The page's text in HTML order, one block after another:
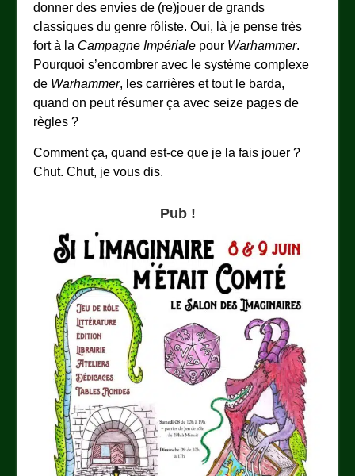
donner des envies de (re)jouer de grands
classiques du genre rôliste. Oui, là je pense très
fort à la Campagne Impériale pour Warhammer.
Pourquoi s’encombrer avec le système complexe
de Warhammer, les carrières et tout le barda,
quand on peut résumer ça avec seize pages de
règles ?
Comment ça, quand est-ce que je la fais jouer ?
Chut. Chut, je vous dis.
Pub !